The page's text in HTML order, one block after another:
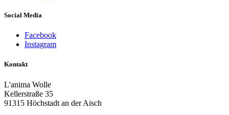
Social Media
Facebook
Instagram
Kontakt
L'anima Wolle
Kellerstraße 35
91315 Höchstadt an der Aisch